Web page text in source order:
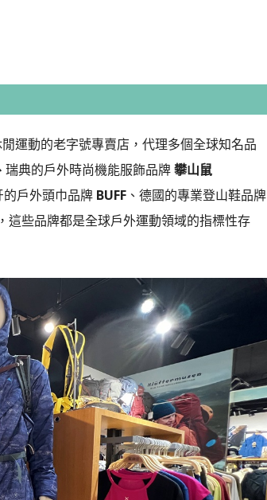
運動的老字號專賣店，代理多個全球知名品
瑞典的戶外時尚機能服飾品牌攀山鼠
的戶外頭巾品牌 BUFF 、德國的專業登山鞋品牌
這些品牌都是全球戶外運動領域的指標性存